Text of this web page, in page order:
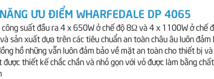
ƯU ĐIỂM WHARFEDALE DP 4065
công suất đầu ra 4 x 650W ở chế độ 8Ω và 4 x 1100W ở chế
sản xuất dựa trên các tiêu chuẩn an toàn châu âu luôn
hồ những vẫn luôn đảm bảo về mặt an toàn cho thiết bị
được thiết kế chắc chắn và nhỏ gọn với vỏ được làm bằng